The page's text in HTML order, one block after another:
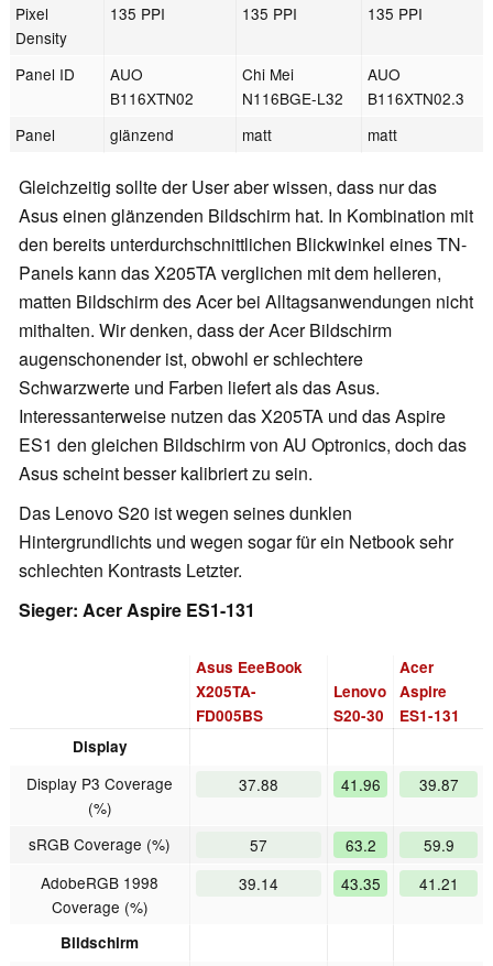
Pixel
Density
135 PPI 135 PPI 135 PPI
Panel ID
AUO
B116XTN02
Chi Mei
N116BGE-L32
AUO
B116XTN02.3
Panel
glänzend matt matt
Gleichzeitig sollte der User aber wissen, dass nur das
Asus einen glänzenden Bildschirm hat. In Kombination mit
den bereits unterdurchschnittlichen Blickwinkel eines TN-
Panels kann das X205TA verglichen mit dem helleren,
matten Bildschirm des Acer bei Alltagsanwendungen nicht
mithalten. Wir denken, dass der Acer Bildschirm
augenschonender ist, obwohl er schlechtere
Schwarzwerte und Farben liefert als das Asus.
Interessanterweise nutzen das X205TA und das Aspire
ES1 den gleichen Bildschirm von AU Optronics, doch das
Asus scheint besser kalibriert zu sein.
Das Lenovo S20 ist wegen seines dunklen
Hintergrundlichts und wegen sogar für ein Netbook sehr
schlechten Kontrasts Letzter.
Sieger: Acer Aspire ES1-131
Asus EeeBook
X205TA-
FD005BS
Lenovo
S20-30
Acer
Aspire
ES1-131
Display
Display P3 Coverage
(%)
37.88 41.96 39.87
sRGB Coverage (%) 57 63.2
59.9
AdobeRGB 1998
Coverage (%)
39.14 43.35 41.21
Bildschirm